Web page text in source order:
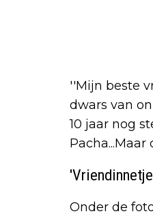
''Mijn beste
dwars van
10 jaar nog
Onder de